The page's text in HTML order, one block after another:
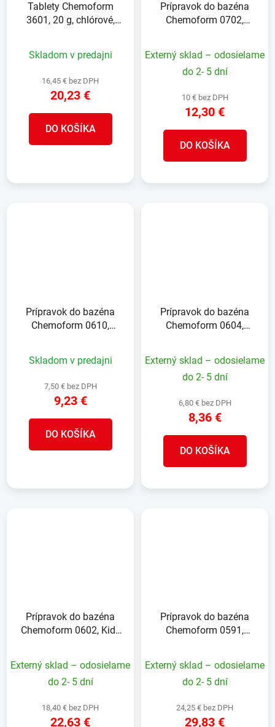
Tablety Chemoform
3601, 20 g, chlórové,
Skladom v predajni
16,45 € bez DPH
20,23 €
DO KOŠÍKA
Prípravok do bazéna
Chemoform 0702,
Externý sklad – odosielame
do 2- 5 dní
10 € bez DPH
12,30 €
DO KOŠÍKA
Prípravok do bazéna
Chemoform 0610,
Skladom v predajni
7,50 € bez DPH
9,23 €
DO KOŠÍKA
Prípravok do bazéna
Chemoform 0604,
Externý sklad – odosielame
do 2- 5 dní
6,80 € bez DPH
8,36 €
DO KOŠÍKA
Prípravok do bazéna
Chemoform 0602, Kids
Externý sklad – odosielame
do 2- 5 dní
18,40 € bez DPH
22,63 €
Prípravok do bazéna
Chemoform 0591,
Externý sklad – odosielame
do 2- 5 dní
24,25 € bez DPH
29,83 €